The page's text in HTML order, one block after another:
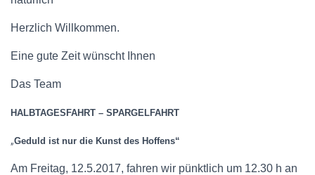
Herzlich Willkommen.
Eine gute Zeit wünscht Ihnen
Das Team
HALBTAGESFAHRT – SPARGELFAHRT
„Geduld ist nur die Kunst des Hoffens“
Am Freitag, 12.5.2017, fahren wir pünktlich um 12.30 h an